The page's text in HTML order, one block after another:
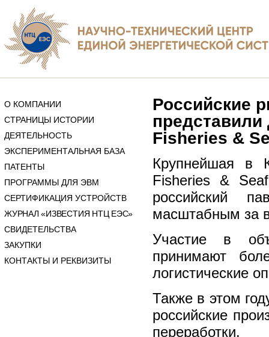
О КОМПАНИИ
СТРАНИЦЫ ИСТОРИИ
ДЕЯТЕЛЬНОСТЬ
ЭКСПЕРИМЕНТАЛЬНАЯ БАЗА
ПАТЕНТЫ
ПРОГРАММЫ ДЛЯ ЭВМ
СЕРТИФИКАЦИЯ УСТРОЙСТВ
ЖУРНАЛ «ИЗВЕСТИЯ НТЦ ЕЭС»
СВИДЕТЕЛЬСТВА
ЗАКУПКИ
КОНТАКТЫ И РЕКВИЗИТЫ
Российские
Fisheries &
Крупнейшая в
Fisheries &
российский
масштабным за
Участие в
принимают
логистические
Также в этом
российские
переработки.